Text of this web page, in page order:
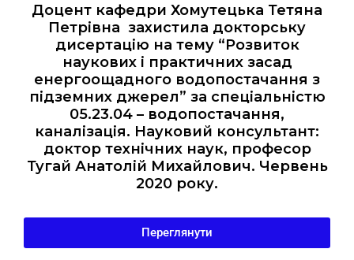
Доцент кафедри Хомутецька Тетяна
Петрівна захистила докторську
дисертацію на тему “Розвиток
наукових і практичних засад
енергоощадного водопостачання з
підземних джерел” за спеціальністю
05.23.04 – водопостачання,
каналізація. Науковий консультант:
доктор технічних наук, професор
Тугай Анатолій Михайлович. Червень
2020 року.
Переглянути